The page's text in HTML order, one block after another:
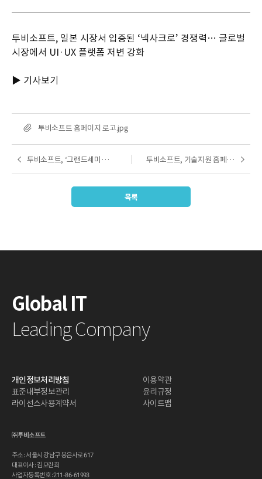
투비소프트, 일본 시장서 입증된 ‘넥사크로’ 경쟁력… 글로벌
시장에서 UI·UX 플랫폼 저변 강화
▶ 기사보기
첨
부
파
일
투비소프트 홈페이지 로고.jpg
이전글 투비소프트, ‘그랜드세미나 2026’ 성료…AI 네이티브 풀스택 엔터프라이즈 플랫폼 ‘N Pangea’ 공개 다음글
투비소프트, 기술지원 홈페이지웹 접근성 품질 인증 획득
목록
Global IT
Leading Company
개인정보처리방침
표준내부정보관리
라이선스사용계약서
이용약관
윤리규정
사이트맵
㈜투비소프트
주소 : 서울시 강남구 봉은사로 617
대표이사 : 김모란희
사업자등록번호 : 211-86-61993